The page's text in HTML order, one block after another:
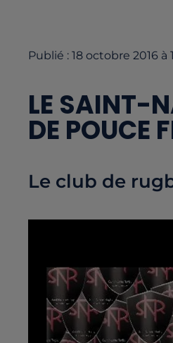
Publié : 18 octobre 2016
LE SAINT-
DE POUCE
Le club de